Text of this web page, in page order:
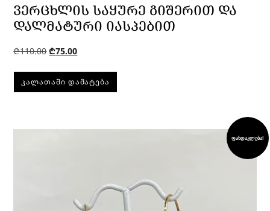
ᲕᲔᲠᲪᲮᲚᲘᲡ ᲡᲐᲧᲣᲠᲔ ᲒᲘᲨᲔᲠᲘᲗ ᲓᲐ
ᲓᲐᲚᲛᲐᲢᲣᲠᲘ ᲘᲐᲡᲞᲔᲑᲘᲗ
₾110.00 ₾75.00
ᲙᲐᲚᲐᲗᲐᲨᲘ ᲓᲐᲛᲐᲢᲔᲑᲐ
ფასდაკლება!